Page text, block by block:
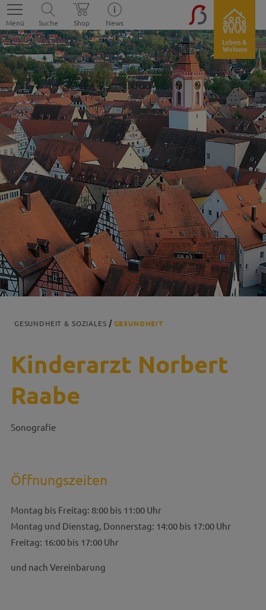
Menü Suche Shop
News
Leben &
Wohnen
GESUNDHEIT & SOZIALES GESUNDHEIT
Kinderarzt Norbert
Raabe
Sonografie
Öffnungszeiten
Montag bis Freitag: 8:00 bis 11:00 Uhr
Montag und Dienstag, Donnerstag: 14:00 bis 17:00 Uhr
Freitag: 16:00 bis 17:00 Uhr
und nach Vereinbarung